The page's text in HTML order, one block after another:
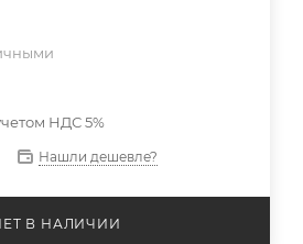
НДС 5%
Нашли дешевле?
В НАЛИЧИИ